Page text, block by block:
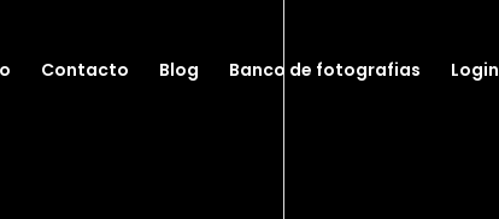
Contacto Blog Banco de fotografias Login